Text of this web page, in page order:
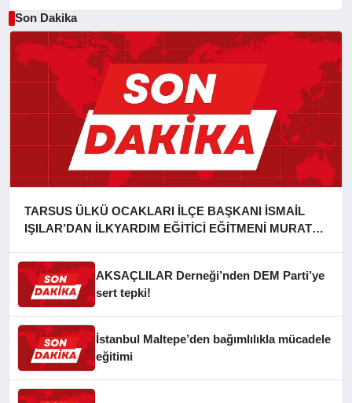
Son Dakika
TARSUS ÜLKÜ OCAKLARI İLÇE BAŞKANI İSMAİL
IŞILAR’DAN İLKYARDIM EĞİTİCİ EĞİTMENİ MURAT
AKSAÇLILAR Derneği’nden DEM Parti’ye
sert tepki!
İstanbul Maltepe’den bağımlılıkla mücadele
eğitimi